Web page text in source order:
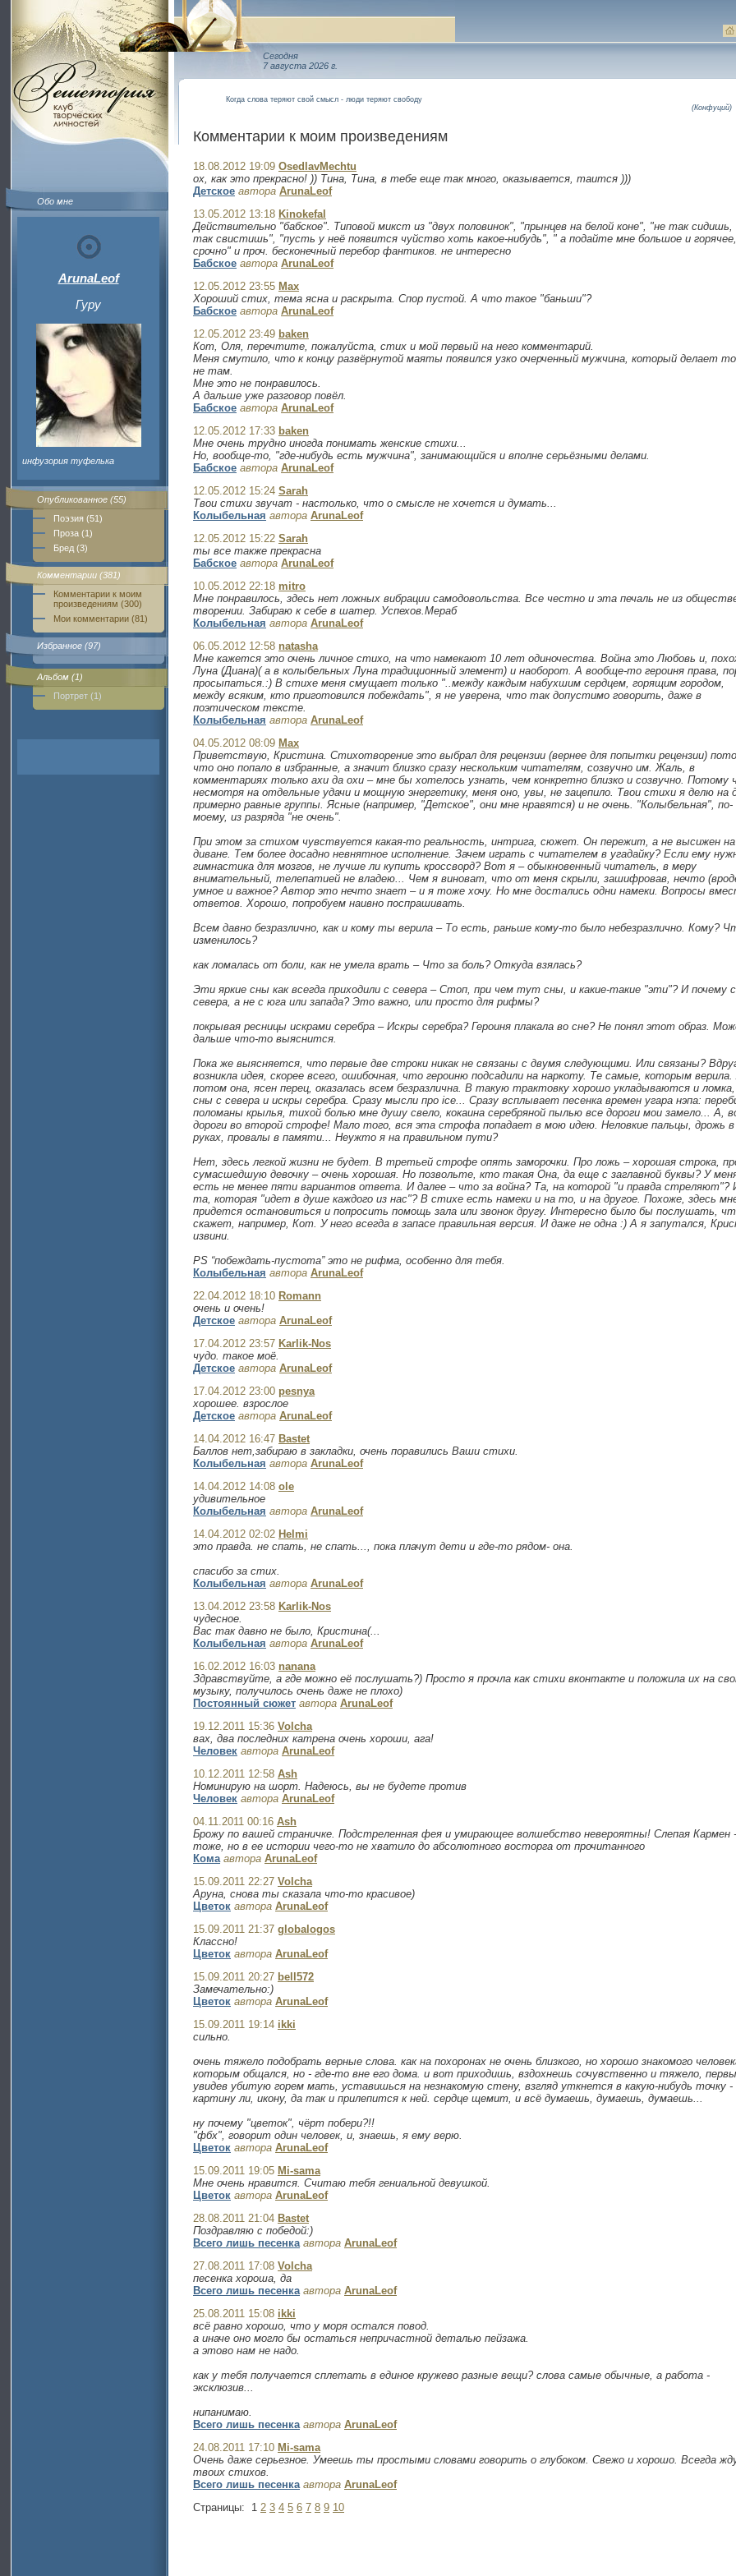
Обо мне
ArunaLeof
Гуру
инфузория туфелька
Опубликованное (55)
Поэзия (51)
Проза (1)
Бред (3)
Комментарии (381)
Комментарии к моим
произведениям (300)
Мои комментарии (81)
Избранное (97)
Альбом (1)
Портрет (1)
Сегодня
7 августа 2026 г.
Когда слова теряют свой смысл - люди теряют свободу
(Конфуций)
Комментарии к моим произведениям
18.08.2012 19:09 OsedlavMechtu
ох, как это прекрасно! )) Тина, Тина, в тебе еще так много, оказывается, таится )))
Детское автора ArunaLeof
13.05.2012 13:18 Kinokefal
Действительно "бабское". Типовой микст из "двух половинок", "прынцев на белой коне", "не так сидишь,
так свистишь", "пусть у неё появится чуйство хоть какое-нибудь", " а подайте мне большое и горячее,
срочно" и проч. бесконечный перебор фантиков. не интересно
Бабское автора ArunaLeof
12.05.2012 23:55 Max
Хороший стих, тема ясна и раскрыта. Спор пустой. А что такое "баньши"?
Бабское автора ArunaLeof
12.05.2012 23:49 baken
Кот, Оля, перечтите, пожалуйста, стих и мой первый на него комментарий.
Меня смутило, что к концу развёрнутой маяты появился узко очерченный мужчина, который делает
не там.
Мне это не понравилось.
А дальше уже разговор повёл.
Бабское автора ArunaLeof
12.05.2012 17:33 baken
Мне очень трудно иногда понимать женские стихи...
Но, вообще-то, "где-нибудь есть мужчина", занимающийся и вполне серьёзными делами.
Бабское автора ArunaLeof
12.05.2012 15:24 Sarah
Твои стихи звучат - настолько, что о смысле не хочется и думать...
Колыбельная автора ArunaLeof
12.05.2012 15:22 Sarah
ты все также прекрасна
Бабское автора ArunaLeof
10.05.2012 22:18 mitro
Мне понравилось, здесь нет ложных вибрации самодовольства. Все честно и эта печаль не из
творении. Забираю к себе в шатер. Успехов.Мераб
Колыбельная автора ArunaLeof
06.05.2012 12:58 natasha
Мне кажется это очень личное стихо, на что намекают 10 лет одиночества. Война это Любовь и,
Луна (Диана)( а в колыбельных Луна традиционный элемент) и наоборот. А вообще-то героиня права,
просыпаться.:) В стихе меня смущает только "..между каждым набухшим сердцем, горящим городом,
между всяким, кто приготовился побеждать", я не уверена, что так допустимо говорить, даже в
поэтическом тексте.
Колыбельная автора ArunaLeof
04.05.2012 08:09 Max
Приветствую, Кристина. Стихотворение это выбрал для рецензии (вернее для попытки рецензии)
что оно попало в избранные, а значит близко сразу нескольким читателям, созвучно им. Жаль, в
комментариях только aхи да oхи – мне бы хотелось узнать, чем конкретно близко и созвучно. Потому
несмотря на отдельные удачи и мощную энергетику, меня oнo, увы, не зацепилo. Твои стихи я делю на
примерно равные группы. Ясные (например, "Детское", они мне нравятся) и не очень. "Колыбельная", по-
моему, из разряда "не очень".
При этом за стихом чувствуется какая-то реальность, интрига, сюжет. Он пережит, а не высижен на
диване. Тем более досадно невнятное исполнение. Зачем играть с читателем в угадайку? Если ему
гимнастика для мозгов, не лучше ли купить кроссворд? Bот я – обыкновенный читатель, в меру
внимательный, телепатией не владею... Чем я виноват, что от меня скрыли, зашифрoвав, нечто
умное и важное? Автор это нечто знает – и я тоже хочу. Но мне достались одни намеки. Вопросы
ответов. Хорошо, попробуем наивно поспрашивать.
Всем давно безразлично, как и кому ты верила – То есть, раньше кому-то было небезразлично. Кому?
изменилось?
как ломалась от боли, как не умела врать – Что за боль? Откуда взялась?
Эти яркие сны как всегда приходили с севера – Стоп, при чем тут сны, и какие-такие "эти"? И почему с
cевера, а не с юга или запада? Это важно, или просто для рифмы?
покрывая ресницы искрами серебра – Искры серебра? Героиня плакала во сне? Не понял этот образ.
дальше что-то выяснится.
Пока же выясняется, что первые две строки никак не связаны с двумя следующими. Или связаны?
возникла идея, скорее всего, ошибочная, что героиню подсадили на наркоту. Те самые, которым
потом она, ясен перец, оказалась всем безразлична. В такую трактовку хорошо укладываются и
сны с севера и искры серебра. Сразу мысли про ice... Сразу всплывает песенка времен угара нэпа:
поломаны крылья, тихой болью мне душу свело, кокаина серебряной пылью все дороги мои замело... А,
дороги во второй строфе! Мало того, вся эта строфа попадает в мою идею. Неловкие пальцы, дрожь в
руках, провалы в памяти... Неужтo я на правильном пути?
Нет, здесь легкой жизни не будет. В третьей строфе опять заморочки. Про ложь – хорошая строка,
сумасшедшую девочку – очень хорошая. Но позвольте, кто такая Она, да еще с заглавной буквы? У
есть не менее пяти вариантов ответа. И далее – что за война? Та, на которой "и правда стреляют"?
та, которая "идет в душе каждого из нас"? В стихе есть намеки и на то, и на другое. Похоже, здесь
придется остановиться и попросить помощь зала или звонок другу. Интересно было бы послушать,
скажет, например, Кот. У него всегда в запасе правильная версия. И даже не одна :) А я запутался,
извини.
PS “побеждать-пустота” это не рифма, особенно для тебя.
Колыбельная автора ArunaLeof
22.04.2012 18:10 Romann
очень и очень!
Детское автора ArunaLeof
17.04.2012 23:57 Karlik-Nos
чудо. такое моё.
Детское автора ArunaLeof
17.04.2012 23:00 pesnya
хорошее. взрослое
Детское автора ArunaLeof
14.04.2012 16:47 Bastet
Баллов нет,забираю в закладки, очень поравились Ваши стихи.
Колыбельная автора ArunaLeof
14.04.2012 14:08 ole
удивительное
Колыбельная автора ArunaLeof
14.04.2012 02:02 Helmi
это правда. не спать, не спать..., пока плачут дети и где-то рядом- она.
спасибо за стих.
Колыбельная автора ArunaLeof
13.04.2012 23:58 Karlik-Nos
чудесное.
Вас так давно не было, Кристина(...
Колыбельная автора ArunaLeof
16.02.2012 16:03 nanana
Здравствуйте, а где можно её послушать?) Просто я прочла как стихи вконтакте и положила их на
музыку, получилось очень даже не плохо)
Постоянный сюжет автора ArunaLeof
19.12.2011 15:36 Volcha
вах, два последних катрена очень хороши, ага!
Человек автора ArunaLeof
10.12.2011 12:58 Ash
Номинирую на шорт. Надеюсь, вы не будете против
Человек автора ArunaLeof
04.11.2011 00:16 Ash
Брожу по вашей страничке. Подстреленная фея и умирающее волшебство невероятны! Слепая Кармен -
тоже, но в ее истории чего-то не хватило до абсолютного восторга от прочитанного
Кома автора ArunaLeof
15.09.2011 22:27 Volcha
Аруна, снова ты сказала что-то красивое)
Цветок автора ArunaLeof
15.09.2011 21:37 globalogos
Классно!
Цветок автора ArunaLeof
15.09.2011 20:27 bell572
Замечательно:)
Цветок автора ArunaLeof
15.09.2011 19:14 ikki
сильно.
очень тяжело подобрать верные слова. как на похоронах не очень близкого, но хорошо знакомого
которым общался, но - где-то вне его дома. и вот приходишь, вздохнешь сочувственно и тяжело,
увидев убитую горем мать, уставишься на незнакомую стену, взгляд уткнется в какую-нибудь точку -
картину ли, икону, да так и прилепится к ней. сердце щемит, и всё думаешь, думаешь, думаешь...
ну почему "цветок", чёрт побери?!!
"фбх", говорит один человек, и, знаешь, я ему верю.
Цветок автора ArunaLeof
15.09.2011 19:05 Mi-sama
Мне очень нравится. Считаю тебя гениальной девушкой.
Цветок автора ArunaLeof
28.08.2011 21:04 Bastet
Поздравляю с победой:)
Всего лишь песенка автора ArunaLeof
27.08.2011 17:08 Volcha
песенка хороша, да
Всего лишь песенка автора ArunaLeof
25.08.2011 15:08 ikki
всё равно хорошо, что у моря остался повод.
а иначе оно могло бы остаться непричастной деталью пейзажа.
а этово нам не надо.
как у тебя получается сплетать в единое кружево разные вещи? слова самые обычные, а работа -
эксклюзив...
нипанимаю.
Всего лишь песенка автора ArunaLeof
24.08.2011 17:10 Mi-sama
Очень даже серьезное. Умеешь ты простыми словами говорить о глубоком. Свежо и хорошо. Всегда
твоих стихов.
Всего лишь песенка автора ArunaLeof
Страницы: 1 2 3 4 5 6 7 8 9 10